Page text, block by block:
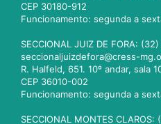
CEP 30180-912
Funcionamento: segunda a
SECCIONAL JUIZ DE FORA: (32)
seccionaljuizdefora@cress-
R. Halfeld, 651. 10º andar, sala
CEP 36010-002
Funcionamento: segunda a
SECCIONAL MONTES CLAROS: